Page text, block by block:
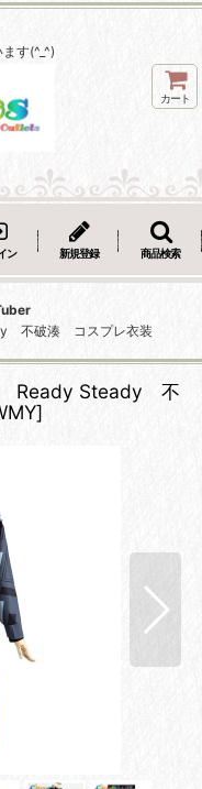
す(^_^)
カート
ン 新規登録 商品検索
不破湊 コスプレ衣装
Ready Steady 不
]